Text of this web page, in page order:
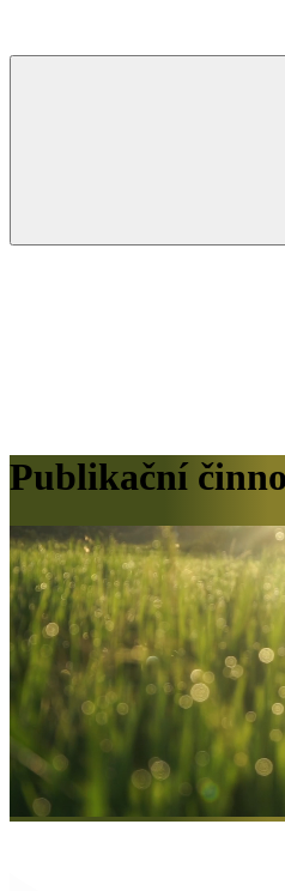
Publikační